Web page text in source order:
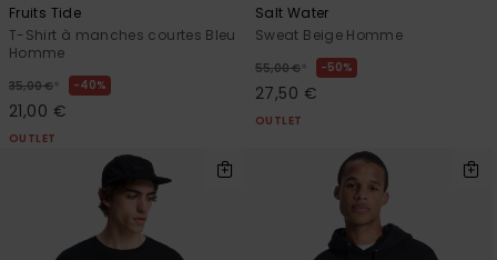
Fruits Tide
T-Shirt à manches courtes Bleu
Homme
35,00 € * 40%
21,00 €
OUTLET
Salt Water
Sweat Beige Homme
55,00 € * 50%
27,50 €
OUTLET